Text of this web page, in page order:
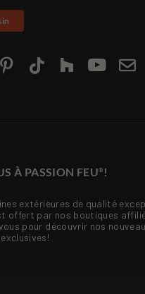
À PASSION FEU® !
extérieures de qualité
offert par nos boutiques
pour découvrir nos